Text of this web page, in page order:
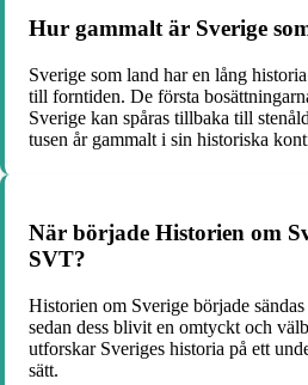
Hur gammalt är Sverige
Sverige som land har en lång
till forntiden. De första
Sverige kan spåras tillbaka till
tusen år gammalt i sin historiska
När började Historien om
SVT?
Historien om Sverige började
sedan dess blivit en omtyckt och
utforskar Sveriges historia på ett
sätt.